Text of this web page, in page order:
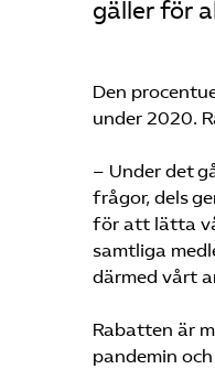
gäller för
Den
under 2020.
– Under det
frågor, dels
för att lätta
samtliga
därmed vårt
Rabatten är
pandemin